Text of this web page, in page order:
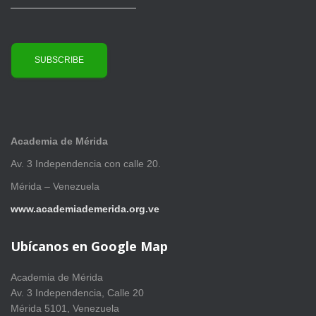
Academia de Mérida
Av. 3 Independencia con calle 20.
Mérida – Venezuela
www.academiademerida.org.ve
Ubícanos en Google Map
Academia de Mérida
Av. 3 Independencia, Calle 20
Mérida 5101, Venezuela